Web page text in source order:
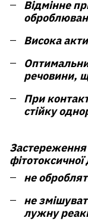
Відмінне
Висока
речовини,
При
стійку
фітотоксичної
не
не
лужну